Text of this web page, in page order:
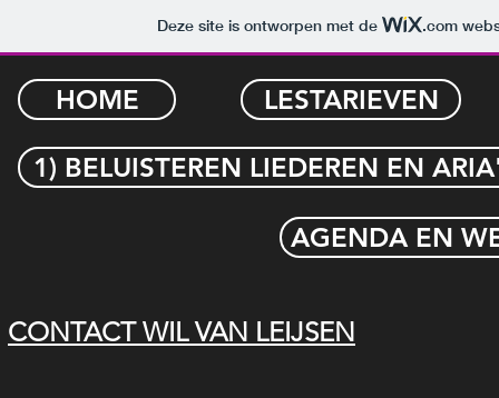
Deze site is ontworpen met de .com
HOME LESTARIEVEN
1) BELUISTEREN LIEDEREN EN
AGENDA EN
CONTACT WIL VAN LEIJSEN